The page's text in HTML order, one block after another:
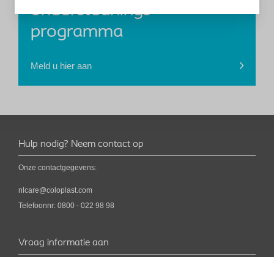
ondersteunings-
programma
Meld u hier aan
Hulp nodig? Neem contact op
Onze contactgegevens:
nlcare@coloplast.com
Telefoonnr: 0800 - 022 98 98
Vraag informatie aan